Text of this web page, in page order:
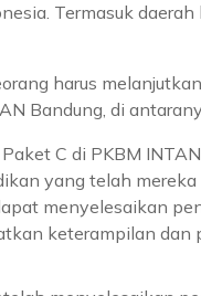
Termasuk daerah
harus melanjutkan
Bandung, di
Paket C di PKBM
yang telah
menyelesaikan
keterampilan dan